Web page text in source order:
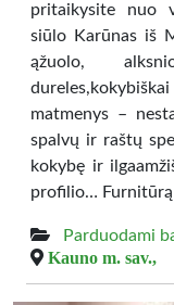
pritaikysite nuo
siūlo Karūnas iš
ąžuolo,
matmenys –
spalvų ir raštų
kokybę ir
profilio…
Parduodami
Kauno m. sav.,